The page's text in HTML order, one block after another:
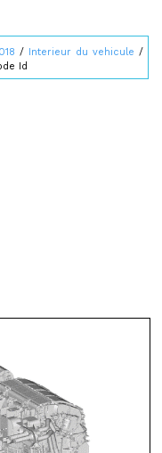
/ Interieur du vehicule /
Id